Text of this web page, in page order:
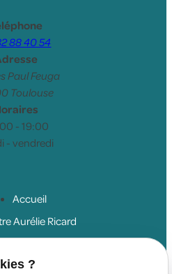
88 40 54
Paul Feuga
Toulouse
- 19:00
- vendredi
Accueil
Aurélie Ricard
travail employeurs
?